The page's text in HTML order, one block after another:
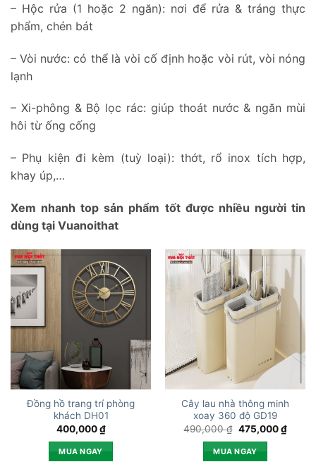
– Hộc rửa (1 hoặc 2 ngăn): nơi để rửa & tráng thực
phẩm, chén bát
– Vòi nước: có thể là vòi cố định hoặc vòi rút, vòi nóng
lạnh
– Xi-phông & Bộ lọc rác: giúp thoát nước & ngăn mùi
hôi từ ống cống
– Phụ kiện đi kèm (tuỳ loại): thớt, rổ inox tích hợp,
khay úp,…
Xem nhanh top sản phẩm tốt được nhiều người tin
dùng tại Vuanoithat
Đồng hồ trang trí phòng
khách DH01
400,000₫
MUA NGAY
Cây lau nhà thông minh
xoay 360 độ GD19
490,000₫ Giá
là:
490,000 ₫.
475,000₫Giá
hiện
MUA NGAY